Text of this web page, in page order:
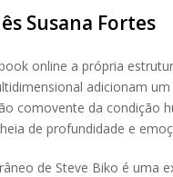
Susana Fortes
online a própria
adicionam
comovente da condição
de profundidade e
de Steve Biko é uma